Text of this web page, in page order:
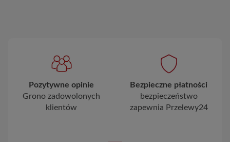
Pozytywne opinie
Grono zadowolonych
klientów
Bezpieczne płatności
bezpieczeństwo
zapewnia Przelewy24